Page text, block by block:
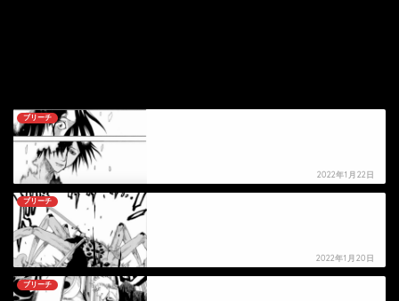
ブリーチ
2022年1月22日
ブリーチ
2022年1月20日
ブリーチ